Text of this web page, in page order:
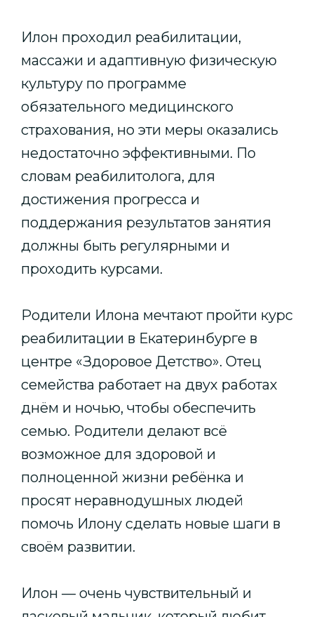
Илон проходил реабилитации,
массажи и адаптивную физическую
культуру по программе
обязательного медицинского
страхования, но эти меры оказались
недостаточно эффективными. По
словам реабилитолога, для
достижения прогресса и
поддержания результатов занятия
должны быть регулярными и
проходить курсами.
Родители Илона мечтают пройти курс
реабилитации в Екатеринбурге в
центре «Здоровое Детство». Отец
семейства работает на двух работах
днём и ночью, чтобы обеспечить
семью. Родители делают всё
возможное для здоровой и
полноценной жизни ребёнка и
просят неравнодушных людей
помочь Илону сделать новые шаги в
своём развитии.
Илон — очень чувствительный и